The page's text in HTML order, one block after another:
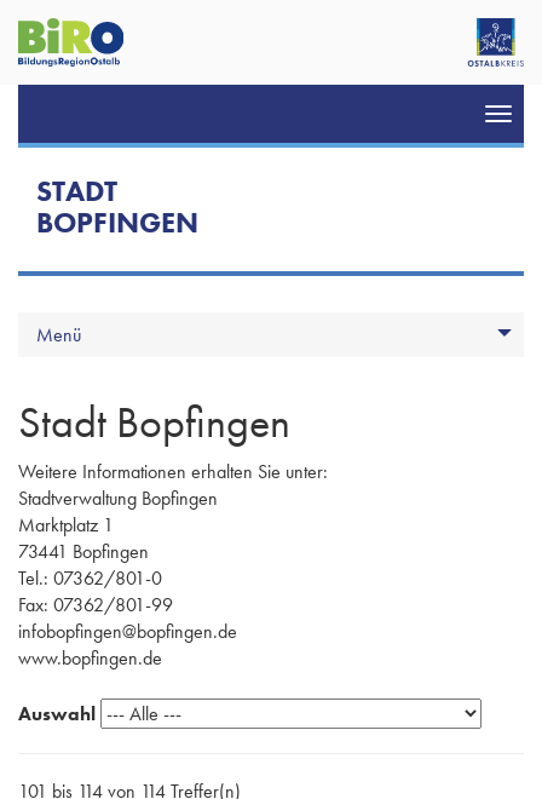
STADT
BOPFINGEN
Menü
Stadt Bopfingen
Weitere Informationen erhalten Sie unter:
Stadtverwaltung Bopfingen
Marktplatz 1
73441 Bopfingen
Tel.: 07362/801-0
Fax: 07362/801-99
infobopfingen@bopfingen.de
www.bopfingen.de
Auswahl
101 bis 114 von 114 Treffer(n)